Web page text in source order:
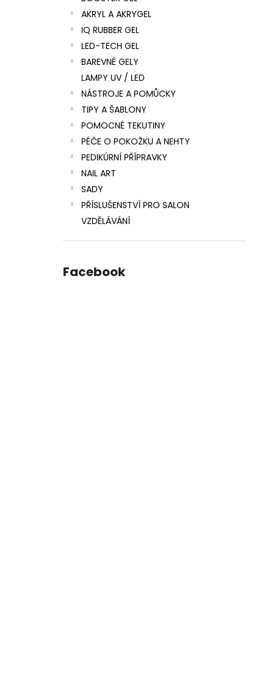
AKRYL A AKRYGEL
IQ RUBBER GEL
LED-TECH GEL
BAREVNÉ GELY
LAMPY UV / LED
NÁSTROJE A POMŮCKY
TIPY A ŠABLONY
POMOCNÉ TEKUTINY
PÉČE O POKOŽKU A NEHTY
PEDIKÚRNÍ PŘÍPRAVKY
NAIL ART
SADY
PŘÍSLUŠENSTVÍ PRO SALON
VZDĚLÁVÁNÍ
Facebook